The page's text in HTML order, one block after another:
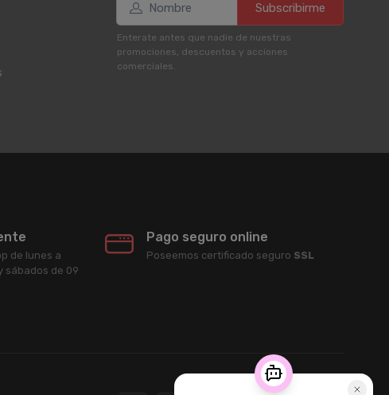
Subscribirme
Enterate antes que nadie de nuestras
promociones, descuentos y acciones
comerciales.
de lunes a
sábados de 09
Pago seguro online
Poseemos certificado seguro SSL